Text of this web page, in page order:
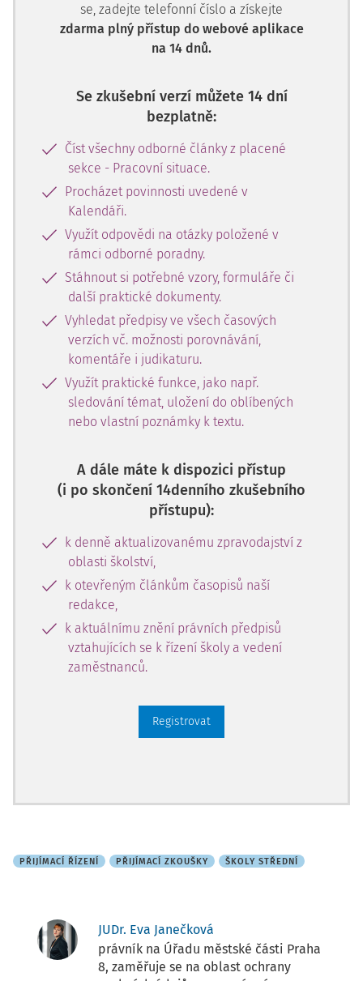
se, zadejte telefonní číslo a získejte
zdarma plný přístup do webové aplikace
na 14 dnů.
Se zkušební verzí můžete 14 dní
bezplatně:
Číst všechny odborné články z placené
sekce - Pracovní situace.
Procházet povinnosti uvedené v
Kalendáři.
Využít odpovědi na otázky položené v
rámci odborné poradny.
Stáhnout si potřebné vzory, formuláře či
další praktické dokumenty.
Vyhledat předpisy ve všech časových
verzích vč. možnosti porovnávání,
komentáře i judikaturu.
Využít praktické funkce, jako např.
sledování témat, uložení do oblíbených
nebo vlastní poznámky k textu.
A dále máte k dispozici přístup
(i po skončení 14denního zkušebního
přístupu):
k denně aktualizovanému zpravodajství z
oblasti školství,
k otevřeným článkům časopisů naší
redakce,
k aktuálnímu znění právních předpisů
vztahujících se k řízení školy a vedení
zaměstnanců.
Registrovat
PŘIJÍMACÍ ŘÍZENÍ PŘIJÍMACÍ ZKOUŠKY ŠKOLY STŘEDNÍ
JUDr. Eva Janečková
právník na Úřadu městské části Praha
8, zaměřuje se na oblast ochrany